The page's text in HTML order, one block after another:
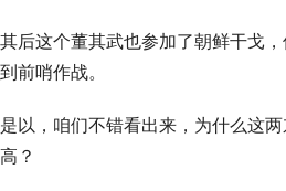
其后这个董其武也参加了朝鲜干戈
到前哨作战。
是以，咱们不错看出来，为什么这
高？